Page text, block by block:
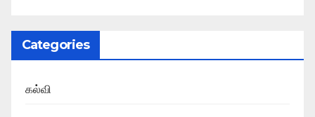
Categories
கல்வி